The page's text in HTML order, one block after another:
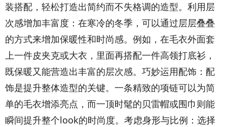
装搭配，轻松打造出简约而不失格调的造型。利用层
次感增加丰富度：在寒冷的冬季，可以通过层层叠叠
的方式来增加保暖性和时尚感。例如，在毛衣外面套
上一件皮夹克或大衣，里面再搭配一件高领打底衫，
既保暖又能营造出丰富的层次感。巧妙运用配饰：配
饰是提升整体造型的关键。一条精致的项链可以为简
单的毛衣增添亮点，而一顶时髦的贝雷帽或围巾则能
瞬间提升整个look的时尚度。考虑身形与比例：选择